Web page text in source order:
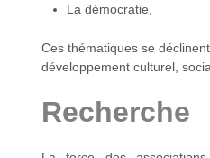
La démocratie,
Ces thématiques se
développement culturel,
Recherche